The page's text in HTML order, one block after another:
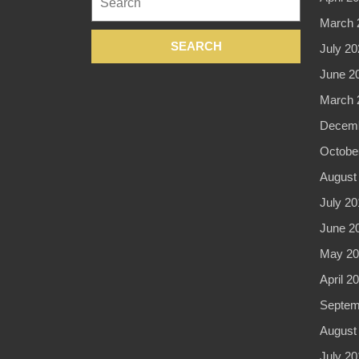
for:
March
July
June
March
August
July
June
May
April
August